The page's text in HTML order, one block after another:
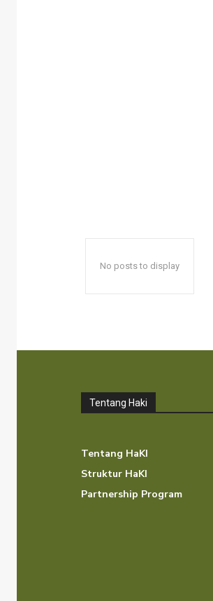
No posts to display
Tentang Haki
Tentang HaKI
Struktur HaKI
Partnership Program